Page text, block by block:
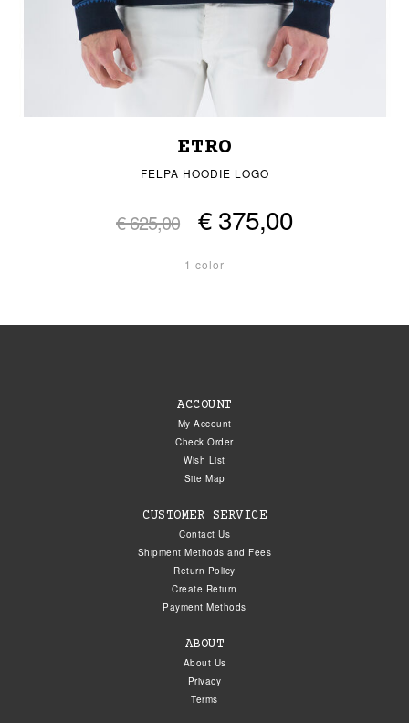
ETRO
FELPA HOODIE LOGO
€ 625,00 € 375,00
1 color
ACCOUNT
My Account
Check Order
Wish List
Site Map
CUSTOMER SERVICE
Contact Us
Shipment Methods and Fees
Return Policy
Create Return
Payment Methods
ABOUT
About Us
Privacy
Terms